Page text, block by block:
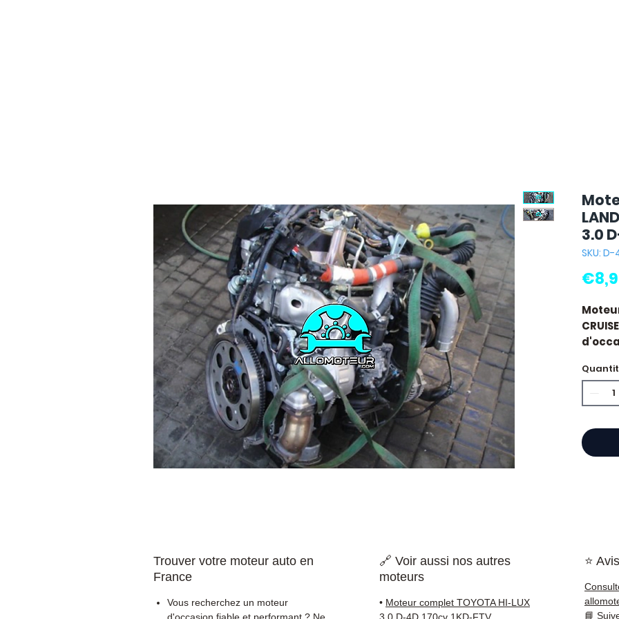
3.0
SKU:
Trouver votre moteur auto en
France
Vous recherchez un moteur
d'occasion fiable et performant ? Ne
🔗 Voir aussi nos autres
moteurs
• Moteur complet TOYOTA HI-LUX
3.0 D-4D 170cv 1KD-FTV
⭐
📘